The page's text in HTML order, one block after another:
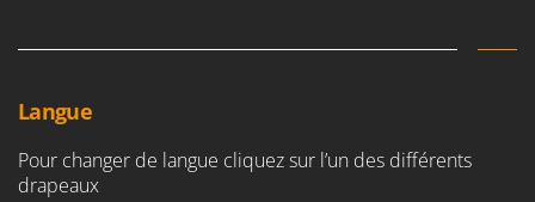
Langue
Pour changer de langue cliquez sur l’un des différents
drapeaux